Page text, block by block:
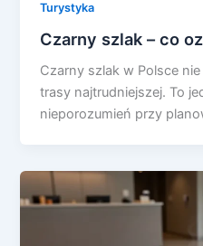
Turystyka
Czarny szlak – co
Czarny szlak w Polsce
trasy najtrudniejszej. To
nieporozumień przy